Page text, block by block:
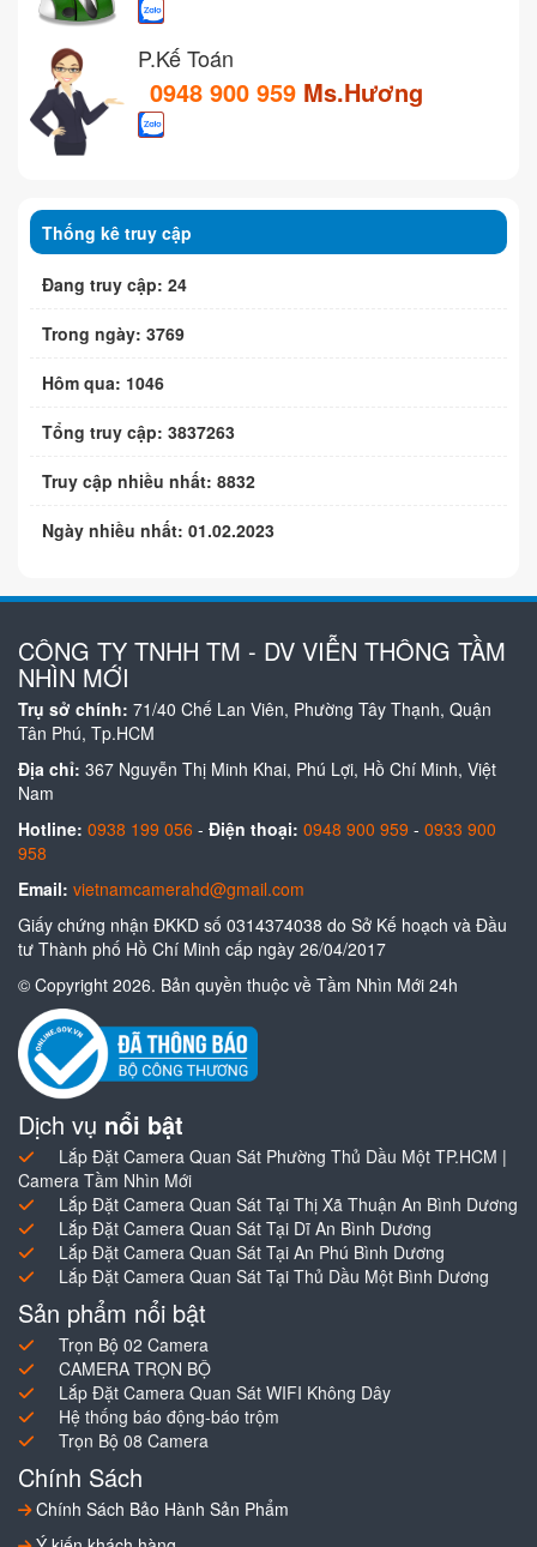
P.Kế Toán
0948 900 959 Ms.Hương
Thống kê truy cập
Đang truy cập: 24
Trong ngày: 3769
Hôm qua: 1046
Tổng truy cập: 3837263
Truy cập nhiều nhất: 8832
Ngày nhiều nhất: 01.02.2023
CÔNG TY TNHH TM - DV VIỄN THÔNG TẦM
NHÌN MỚI
Trụ sở chính: 71/40 Chế Lan Viên, Phường Tây Thạnh, Quận
Tân Phú, Tp.HCM
Địa chỉ: 367 Nguyễn Thị Minh Khai, Phú Lợi, Hồ Chí Minh, Việt
Nam
Hotline: 0938 199 056 - Điện thoại: 0948 900 959 - 0933 900
958
Email: vietnamcamerahd@gmail.com
Giấy chứng nhận ĐKKD số 0314374038 do Sở Kế hoạch và Đầu
tư Thành phố Hồ Chí Minh cấp ngày 26/04/2017
© Copyright 2026. Bản quyền thuộc về Tầm Nhìn Mới 24h
Dịch vụ nổi bật
Lắp Đặt Camera Quan Sát Phường Thủ Dầu Một TP.HCM |
Camera Tầm Nhìn Mới
Lắp Đặt Camera Quan Sát Tại Thị Xã Thuận An Bình Dương
Lắp Đặt Camera Quan Sát Tại Dĩ An Bình Dương
Lắp Đặt Camera Quan Sát Tại An Phú Bình Dương
Lắp Đặt Camera Quan Sát Tại Thủ Dầu Một Bình Dương
Sản phẩm nổi bật
Trọn Bộ 02 Camera
CAMERA TRỌN BỘ
Lắp Đặt Camera Quan Sát WIFI Không Dây
Hệ thống báo động-báo trộm
Trọn Bộ 08 Camera
Chính Sách
Chính Sách Bảo Hành Sản Phẩm